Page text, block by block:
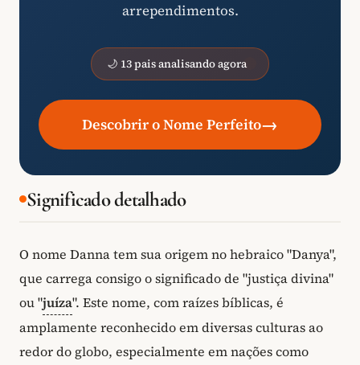
arrependimentos.
🌙 13 pais analisando agora
Descobrir o Nome Perfeito→
Significado detalhado
O nome Danna tem sua origem no hebraico "Danya",
que carrega consigo o significado de "justiça divina"
ou "juíza". Este nome, com raízes bíblicas, é
amplamente reconhecido em diversas culturas ao
redor do globo, especialmente em nações como